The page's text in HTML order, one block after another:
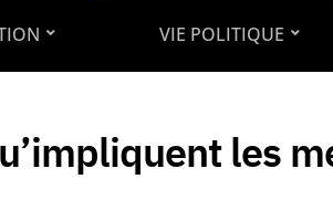
VIE POLITIQUE
les